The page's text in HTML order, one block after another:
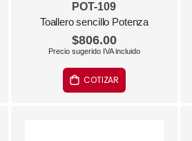
POT-109
Toallero sencillo Potenza
$806.00
COTIZAR